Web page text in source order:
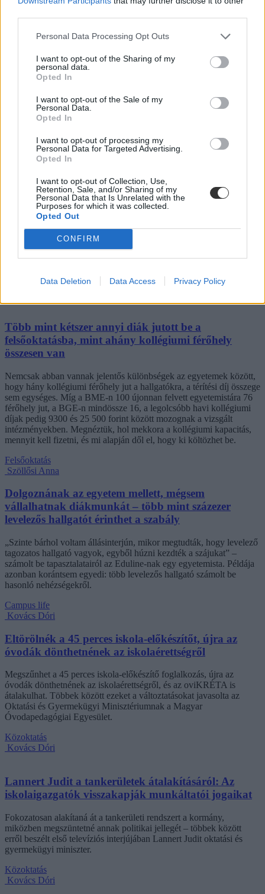
Personal Data Processing Opt Outs
I want to opt-out of the Sharing of my
personal data.
Opted In
I want to opt-out of the Sale of my
Personal Data.
Opted In
I want to opt-out of processing my
Personal Data for Targeted Advertising.
Opted In
I want to opt-out of Collection, Use,
Retention, Sale, and/or Sharing of my
Personal Data that Is Unrelated with the
Purposes for which it was collected.
Opted Out
CONFIRM
Data Deletion Data Access Privacy Policy
Hozzászólások
Több mint kétszer annyi diák jutott be a
felsőoktatásba, mint ahány kollégiumi férőhely
összesen van
Nemcsak abban vannak jelentős különbségek az egyetemek között,
hogy hány kollégiumi férőhely jut a hallgatókra, a térítési díj összege
sem egységes. Míg a BME-n 100 újonnan felvett egyetemistára 76
férőhely jut, a BGE-n mindössze 16, a legolcsóbb havi kollégiumi
díjak pedig 9300 és 25 500 forint között mozognak a vizsgált
intézményekben. Megnéztük, hol mekkora a kollégiumi kapacitás,
mennyit kell fizetni, és mi alapján dől el, hogy ki költözhet be.
Felsőoktatás
Szöllősi Anna
Dolgoznának az egyetem mellett, mégsem
vállalhatnak diákmunkát – több mint százezer
levelezős hallgatót érinthet a szabály
„Szinte bárhol voltam állásinterjún, mikor megtudták, hogy levelező
tagozatos hallgató vagyok, egyből húzni kezdték a szájukat” –
számolt be tapasztalatairól az Eduline-nak egy egyetemista. Példája
azonban korántsem egyedi: több levelezős hallgató számolt be
hasonló nehézségekről.
Campus life
Kovács Dóri
Eltörölnék a 45 perces iskola-előkészítőt, újra az
óvodák dönthetnének az iskolaérettségről
Megszűnhet a 45 perces iskola-előkészítő foglalkozás, újra az
óvodák dönthetnének az iskolaérettségről, és az oviKRÉTA is
átalakulhat. Többek között ezeket a változtatásokat javasolta az
Oktatási és Gyermekügyi Minisztériumnak a Magyar
Óvodapedagógiai Egyesület.
Közoktatás
Kovács Dóri
Lannert Judit a tankerületek átalakításáról: Az
iskolaigazgatók visszakapják munkáltatói jogaikat
Fokozatosan alakítaná át a tankerületi rendszert a kormány,
miközben megszüntetné annak politikai jellegét – többek között
erről beszélt első televíziós interjújában Lannert Judit oktatási és
gyermekügyi miniszter.
Közoktatás
Kovács Dóri